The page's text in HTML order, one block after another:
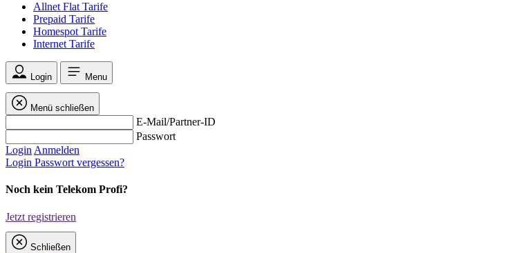
Allnet Flat Tarife
Prepaid Tarife
Homespot Tarife
Internet Tarife
Login Menu
Menü schließen
E-Mail/Partner-ID
Passwort
Login Anmelden
Login Passwort vergessen?
Noch kein Telekom Profi?
Jetzt registrieren
Schließen